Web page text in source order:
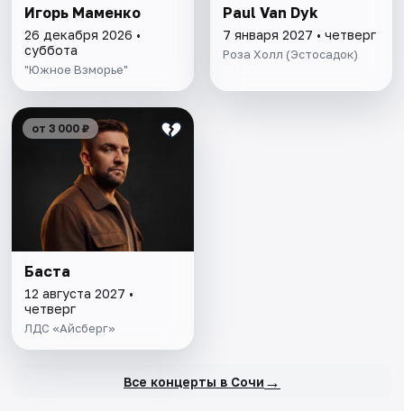
Игорь Маменко
26 декабря 2026 •
суббота
"Южное Взморье"
Paul Van Dyk
7 января 2027 • четверг
Роза Холл (Эстосадок)
от 3 000 ₽
Баста
12 августа 2027 •
четверг
ЛДС «Айсберг»
Все концерты в Сочи →